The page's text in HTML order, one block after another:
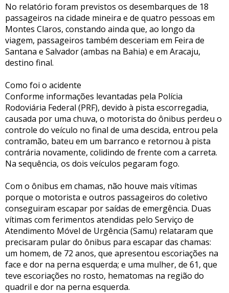
No relatório foram previstos os desembarques de 18
passageiros na cidade mineira e de quatro pessoas em
Montes Claros, constando ainda que, ao longo da
viagem, passageiros também desceriam em Feira de
Santana e Salvador (ambas na Bahia) e em Aracaju,
destino final.
Como foi o acidente
Conforme informações levantadas pela Polícia
Rodoviária Federal (PRF), devido à pista escorregadia,
causada por uma chuva, o motorista do ônibus perdeu o
controle do veículo no final de uma descida, entrou pela
contramão, bateu em um barranco e retornou à pista
contrária novamente, colidindo de frente com a carreta.
Na sequência, os dois veículos pegaram fogo.
Com o ônibus em chamas, não houve mais vítimas
porque o motorista e outros passageiros do coletivo
conseguiram escapar por saídas de emergência. Duas
vítimas com ferimentos atendidas pelo Serviço de
Atendimento Móvel de Urgência (Samu) relataram que
precisaram pular do ônibus para escapar das chamas:
um homem, de 72 anos, que apresentou escoriações na
face e dor na perna esquerda; e uma mulher, de 61, que
teve escoriações no rosto, hematomas na região do
quadril e dor na perna esquerda.